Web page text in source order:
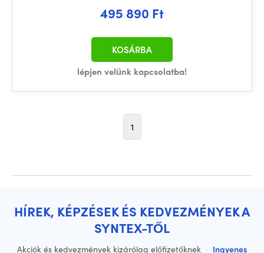
495 890 Ft
lépjen velünk kapcsolatba!
KOSÁRBA
1
HÍREK, KÉPZÉSEK ÉS KEDVEZMÉNYEK A
SYNTEX-TŐL
Akciók és kedvezmények kizárólag előfizetőknek · Ingyenes